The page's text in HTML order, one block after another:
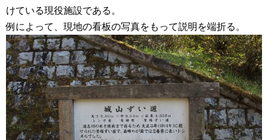
けている現役施設である。
例によって、現地の看板の写真をもって説明を端折る。